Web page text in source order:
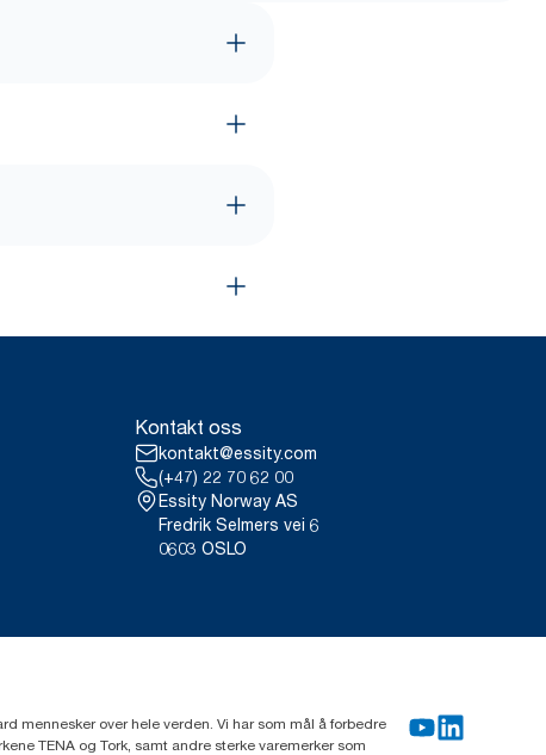
Kontakt oss
kontakt@essity.com
(+47) 22 70 62 00
Essity Norway AS
Fredrik Selmers vei 6
0603 OSLO
mennesker over hele verden. Vi har som mål å forbedre
TENA og Tork, samt andre sterke varemerker som